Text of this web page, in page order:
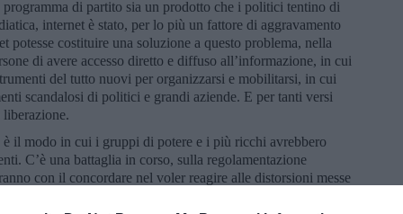
programma di partito sia un prodotto che i politici tentino di
internet è stato, per lo più un fattore di aggravamento
potesse costituire una soluzione a questo problema, nella
di avere accesso diretto e diffuso all’informazione, in cui
del tutto nuovi per organizzarsi e mobilitarsi, in cui
scandalosi di politici e grandi aziende. E per tanti versi
liberazione.
il modo in cui i gruppi di potere e i più ricchi avrebbero
C’è una battaglia in corso, sulla regolamentazione
con il concordare nel voler reagire alle distorsioni messe
la presenza di migliaia e migliaia di persone online viene